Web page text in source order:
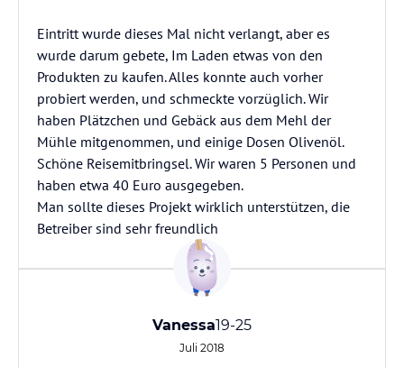
Eintritt wurde dieses Mal nicht verlangt, aber es
wurde darum gebete, Im Laden etwas von den
Produkten zu kaufen. Alles konnte auch vorher
probiert werden, und schmeckte vorzüglich. Wir
haben Plätzchen und Gebäck aus dem Mehl der
Mühle mitgenommen, und einige Dosen Olivenöl.
Schöne Reisemitbringsel. Wir waren 5 Personen und
haben etwa 40 Euro ausgegeben.
Man sollte dieses Projekt wirklich unterstützen, die
Betreiber sind sehr freundlich
Vanessa19-25
Juli 2018